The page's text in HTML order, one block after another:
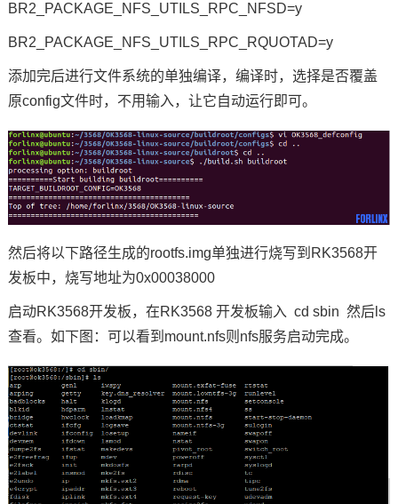
BR2_PACKAGE_NFS_UTILS_RPC_NFSD=y
BR2_PACKAGE_NFS_UTILS_RPC_RQUOTAD=y
添加完后进行文件系统的单独编译，编译时，选择是否覆盖
原config文件时，不用输入，让它自动运行即可。
然后将以下路径生成的rootfs.img单独进行烧写到RK3568开
发板中，烧写地址为0x00038000
启动RK3568开发板，在RK3568 开发板输入 cd sbin 然后ls
查看。如下图：可以看到mount.nfs则nfs服务启动完成。